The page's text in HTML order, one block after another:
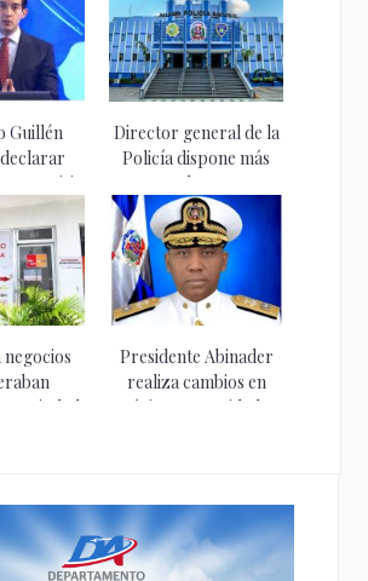
Guillén
ante crisis
Director general de la
Policía dispone más
de...
Ciudad
Presidente Abinader
realiza cambios en
máximas autoridades